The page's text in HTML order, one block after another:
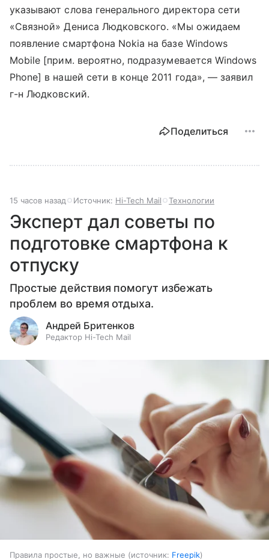
указывают слова генерального директора сети
«Связной» Дениса Людковского. «Мы ожидаем
появление смартфона Nokia на базе Windows
Mobile [прим. вероятно, подразумевается Windows
Phone] в нашей сети в конце 2011 года», — заявил
г-н Людковский.
Поделиться
15 часов назад Источник: Hi-Tech Mail Технологии
Эксперт дал советы по
подготовке смартфона к
отпуску
Простые действия помогут избежать
проблем во время отдыха.
Андрей Бритенков
Редактор Hi-Tech Mail
Правила простые, но важные источник: Freepik